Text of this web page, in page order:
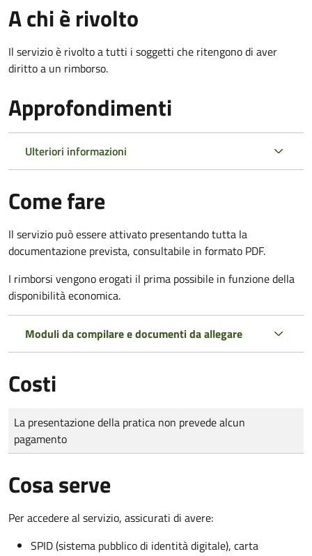
A chi è rivolto
Il servizio è rivolto a tutti i soggetti che ritengono di aver
diritto a un rimborso.
Approfondimenti
Ulteriori informazioni
Come fare
Il servizio può essere attivato presentando tutta la
documentazione prevista, consultabile in formato PDF.
I rimborsi vengono erogati il prima possibile in funzione della
disponibilità economica.
Moduli da compilare e documenti da allegare
Costi
Tipo di pagamento
Importo
La presentazione della pratica non prevede alcun
pagamento
Cosa serve
Per accedere al servizio, assicurati di avere:
SPID (sistema pubblico di identità digitale), carta